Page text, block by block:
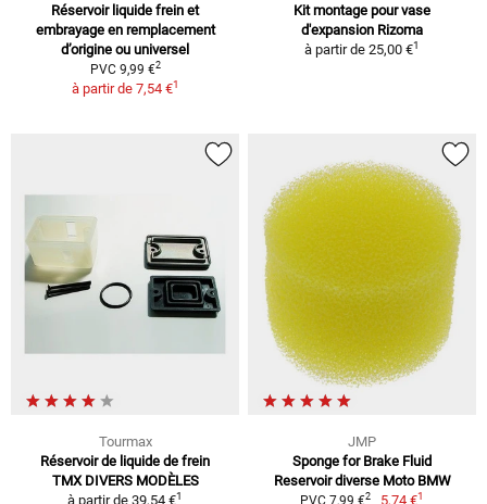
Réservoir liquide frein et
embrayage en remplacement
d’origine ou universel
PVC 9,99 €2
à partir de 7,54 €1
Kit montage pour vase
d'expansion Rizoma
à partir de 25,00 €1
Tourmax
Réservoir de liquide de frein
TMX DIVERS MODÈLES
à partir de 39,54 €1
JMP
Sponge for Brake Fluid
Reservoir diverse Moto BMW
PVC 7,99 €2 5,74 €1